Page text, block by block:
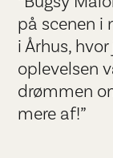
på scenen i
i Århus,
oplevelsen
drømmen
mere af!”